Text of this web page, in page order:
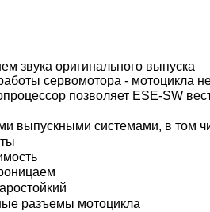
звука оригинального выпуска
сервомотора - мотоцикла
позволяет ESE-SW
выпускными системами, в том
разъемы мотоцикла